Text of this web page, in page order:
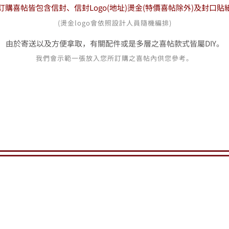
喜帖皆包含信封、信封Logo(地址)燙金(特價喜帖除外)及封口貼
(燙金logo會依照設計人員隨機編排)
由於寄送以及方便拿取，有關配件或是多層之喜帖款式皆屬DIY。
我們會示範一張放入您所訂購之喜帖內供您參考。